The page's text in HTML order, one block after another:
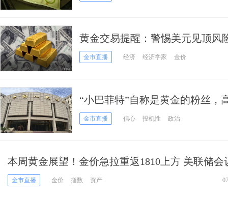
黄金交易提醒：警惕美元见顶风
袭？分析师分歧加大
金市直播 经济 经济学家 金价
“小巴菲特”自称是黄金的粉丝，
金市直播 信心 投机性 政治
本周黄金展望！金价急拉重返1810上方 美联储会
成焦点 大幅加息可能性恐降低
金市直播 金价 指数 资产